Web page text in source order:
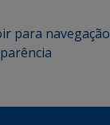
ir para navegação